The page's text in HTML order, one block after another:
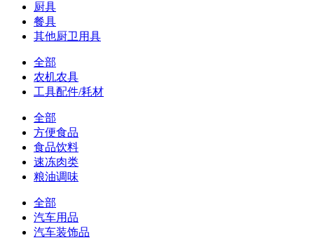
厨具
餐具
其他厨卫用具
全部
农机农具
工具配件/耗材
全部
方便食品
食品饮料
速冻肉类
粮油调味
全部
汽车用品
汽车装饰品